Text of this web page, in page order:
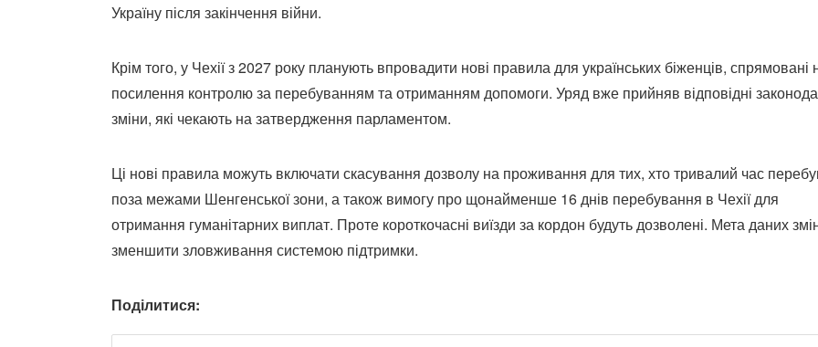
Україну після закінчення війни.
Крім того, у Чехії з 2027 року планують впровадити нові правила для українських біженців, спрямовані
посилення контролю за перебуванням та отриманням допомоги. Уряд вже прийняв відповідні
зміни, які чекають на затвердження парламентом.
Ці нові правила можуть включати скасування дозволу на проживання для тих, хто тривалий час
поза межами Шенгенської зони, а також вимогу про щонайменше 16 днів перебування в Чехії для
отримання гуманітарних виплат. Проте короткочасні виїзди за кордон будуть дозволені. Мета даних
зменшити зловживання системою підтримки.
Поділитися: